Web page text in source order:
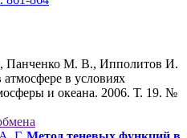
М. В., Ипполитов И.
в условиях
и океана. 2006. Т. 19. №